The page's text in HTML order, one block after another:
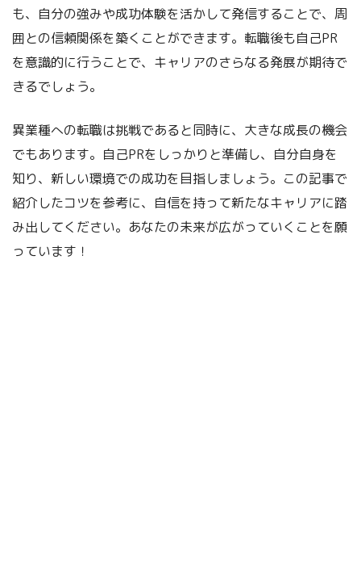
も、自分の強みや成功体験を活かして発信することで、周
囲との信頼関係を築くことができます。転職後も自己PR
を意識的に行うことで、キャリアのさらなる発展が期待で
きるでしょう。
異業種への転職は挑戦であると同時に、大きな成長の機会
でもあります。自己PRをしっかりと準備し、自分自身を
知り、新しい環境での成功を目指しましょう。この記事で
紹介したコツを参考に、自信を持って新たなキャリアに踏
み出してください。あなたの未来が広がっていくことを願
っています！